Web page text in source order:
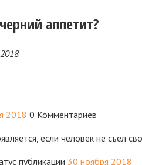
аппетит?
2018 0 Комментариев
если человек не съел
публикации 30 ноября 2018